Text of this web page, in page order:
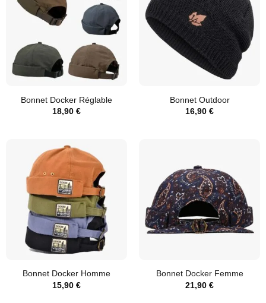
Bonnet Docker Réglable
18,90 €
Bonnet Outdoor
16,90 €
Bonnet Docker Homme
15,90 €
Bonnet Docker Femme
21,90 €